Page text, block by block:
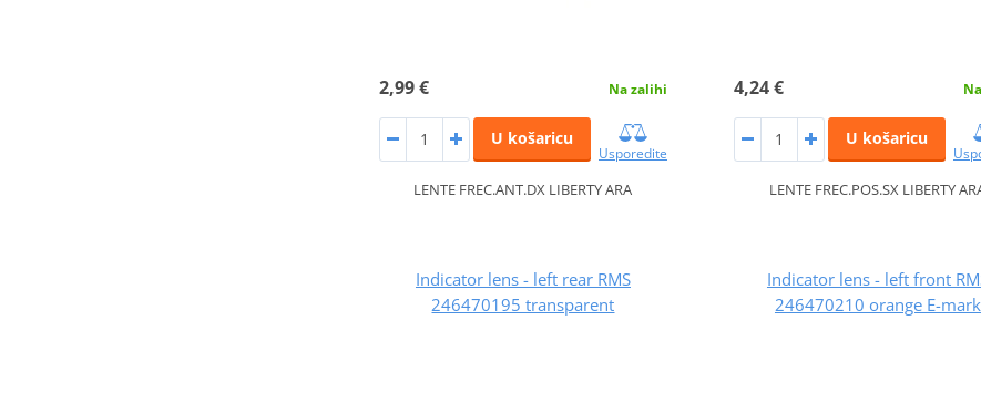
2,99 € Na zalihi
U košaricu
Usporedite
LENTE FREC.ANT.DX LIBERTY ARA
4,24 €
U košaricu
LENTE FREC.POS.SX LIBERTY
Indicator lens - left rear RMS
246470195 transparent
Indicator lens - left front
246470210 orange E-mark